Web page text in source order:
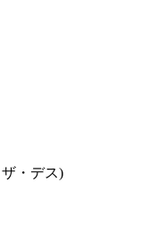
・デス)